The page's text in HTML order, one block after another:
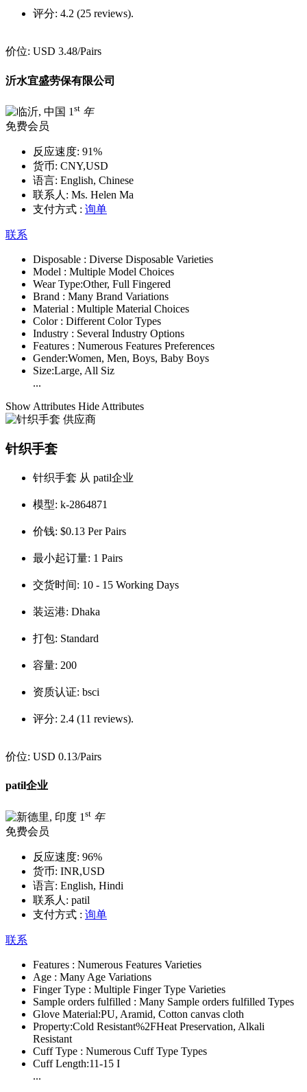
评分: 4.2 (25 reviews).
价位: USD 3.48/Pairs
沂水宜盛劳保有限公司
1 st 年
免费会员
反应速度: 91%
货币: CNY,USD
语言: English, Chinese
联系人: Ms. Helen Ma
支付方式 : 询单
联系
Disposable : Diverse Disposable Varieties
Model : Multiple Model Choices
Wear Type:Other, Full Fingered
Brand : Many Brand Variations
Material : Multiple Material Choices
Color : Different Color Types
Industry : Several Industry Options
Features : Numerous Features Preferences
Gender:Women, Men, Boys, Baby Boys
Size:Large, All Siz
...
Show Attributes Hide Attributes
针织手套
针织手套 从 patil企业
模型: k-2864871
价钱: $0.13 Per Pairs
最小起订量: 1 Pairs
交货时间: 10 - 15 Working Days
装运港: Dhaka
打包: Standard
容量: 200
资质认证: bsci
评分: 2.4 (11 reviews).
价位: USD 0.13/Pairs
patil企业
1 st 年
免费会员
反应速度: 96%
货币: INR,USD
语言: English, Hindi
联系人: patil
支付方式 : 询单
联系
Features : Numerous Features Varieties
Age : Many Age Variations
Finger Type : Multiple Finger Type Varieties
Sample orders fulfilled : Many Sample orders fulfilled Types
Glove Material:PU, Aramid, Cotton canvas cloth
Property:Cold Resistant%2FHeat Preservation, Alkali
Resistant
Cuff Type : Numerous Cuff Type Types
Cuff Length:11-15 I
...